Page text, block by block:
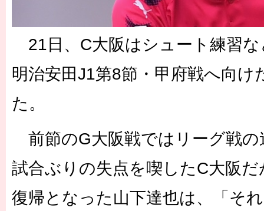
21日、C大阪はシュート練習
明治安田J1第8節・甲府戦へ向け
た。
前節のG大阪戦ではリーグ戦の
試合ぶりの失点を喫したC大阪
復帰となった山下達也は、「そ